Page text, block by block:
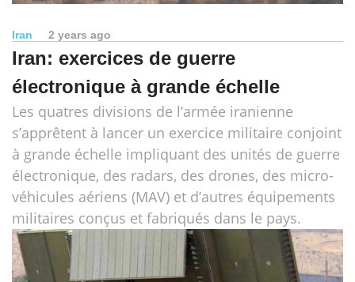
Iran 2 years ago
Iran: exercices de guerre
électronique à grande échelle
Les quatres divisions de l’armée iranienne
s’apprêtent à lancer un exercice militaire conjoint
à grande échelle impliquant des unités de guerre
électronique, des radars, des drones, des micro-
véhicules aériens (MAV) et d’autres équipements
militaires conçus et fabriqués dans le pays.